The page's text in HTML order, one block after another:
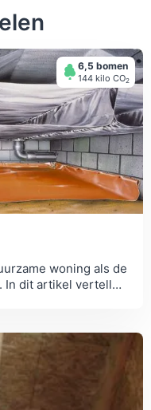
6,5 bomen
144 kilo СО2
woning als de
dit artikel vertellen